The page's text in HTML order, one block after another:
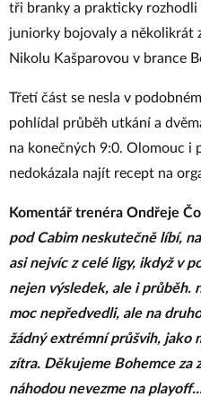
tři branky a prakticky
juniorky bojovaly a několikrát
Nikolu Kašparovou v brance
Třetí část se nesla v
pohlídal průběh utkání a
na konečných 9:0. Olomouc i
nedokázala najít recept na
Komentář trenéra Ondřeje
pod Cabim neskutečně líbí,
asi nejvíc z celé ligy, ikdyž v
nejen výsledek, ale i průběh.
moc nepředvedli, ale na
žádný extrémní průšvih, jako
zítra. Děkujeme Bohemce za
náhodou nevezme na